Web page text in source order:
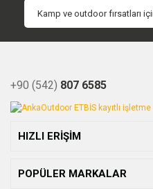
+90 (542) 807 6585
HIZLI ERİŞİM
POPÜLER MARKALAR